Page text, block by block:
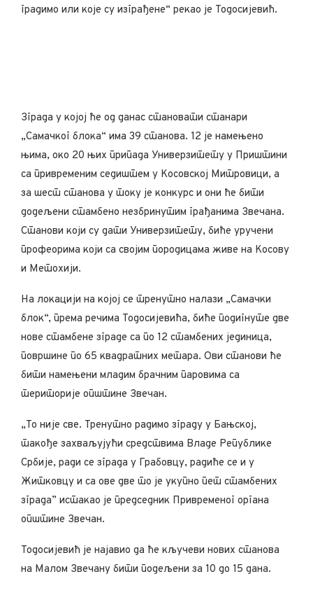
градимо или које су изграђене“ рекао је Тодосијевић.
Зграда у којој ће од данас становати станари
„Самачког блока“ има 39 станова. 12 је намењено
њима, око 20 њих припада Универзитету у Приштини
са привременим седиштем у Косовској Митровици, а
за шест станова у току је конкурс и они ће бити
додељени стамбено незбринутим грађанима Звечана.
Станови који су дати Универзитету, биће уручени
профеорима који са својим породицама живе на Косову
и Метохији.
На локацији на којој се тренутно налази „Самачки
блок“, према речима Тодосијевића, биће подигнуте две
нове стамбене зграде са по 12 стамбених jeдиницa,
површине по 65 квадратних метара. Ови станови ће
бити намењени младим брачним паровима са
територије општине Звечан.
„То није све. Тренутно радимо зграду у Бањској,
такође захваљујући средствима Владе Републике
Србије, ради се зграда у Грабовцу, радиће се и у
Житковцу и са ове две то је укупно пет стамбених
зграда” истакао је председник Привременог органа
општине Звечан.
Тодосијевић је најавио да ће кључеви нових станова
на Малом Звечану бити подељени за 10 до 15 дана.